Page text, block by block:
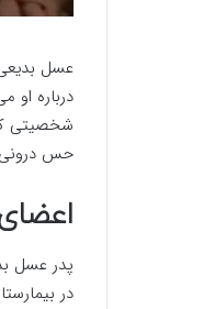
درباره
شخصیتی
حس درونی‎‌اش نمی‌رسید، کار را شروع نمی‌کرد.
پدر عسل
در